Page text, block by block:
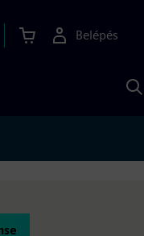
Belépés